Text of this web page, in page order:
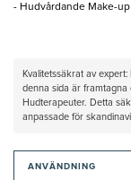
- Hudvårdande Make-up
Kvalitetssäkrat av
denna sida är
Hudterapeuter. Detta
anpassade för
ANVÄNDNING